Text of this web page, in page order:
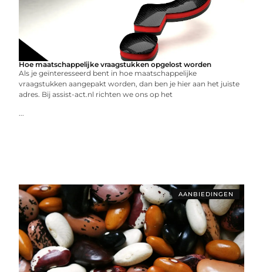
Hoe maatschappelijke vraagstukken opgelost worden
Als je geïnteresseerd bent in hoe maatschappelijke
vraagstukken aangepakt worden, dan ben je hier aan het juiste
adres. Bij assist-act.nl richten we ons op het
...
AANBIEDINGEN